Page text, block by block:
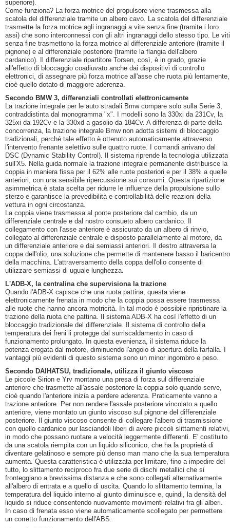
superiore).
Come funziona? La forza motrice del propulsore viene trasmessa alla
scatola del differenziale tramite un albero cavo. La scatola del differenziale
trasmette la forza motrice agli ingranaggi a vite senza fine (tramite i loro
assi) che sono interconnessi con gli altri ingranaggi dello stesso tipo. Le viti
senza fine trasmettono la forza motrice al differenziale anteriore (tramite il
pignone) e al differenziale posteriore (tramite la flangia dell'albero
cardanico). Il differenziale ripartitore Torsen, così, è in grado, grazie
all'effetto di bloccaggio coadiuvato anche dai dispositivi di controllo
elettronici, di assegnare più forza motrice all'asse che ruota più lentamente,
cioè quello dotato di maggiore aderenza.
Secondo BMW 3, differenziali controllati elettronicamente
La trazione integrale per le auto stradali Bmw compare solo sulla Serie 3,
contraddistinta dal monogramma "x". I modelli sono la 330xi da 231Cv, la
325xi da 192Cv e la 330xd a gasolio da 184Cv. A differenza di parte della
concorrenza, la trazione integrale Bmw non adotta sistemi di bloccaggio
tradizionali, perché tale effetto è ottenuto automaticamente attraverso
l'intervento frenante selettivo sulle quattro ruote. I comandi arrivano dal
DSC (Dynamic Stability Control). Il sistema riprende la tecnologia utilizzata
sull'X5. Nella guida normale la trazione integrale permanente distribuisce la
coppia in maniera fissa per il 62% alle ruote posteriori e per il 38% a quelle
anteriori, con una sensibile ripercussione sui consumi. Questa ripartizione
asimmetrica è stata scelta per ridurre le influenze della propulsione sullo
sterzo e garantisce la prevedibilità e controllabilità delle reazioni della
vettura in ogni circostanza.
La coppia viene trasmessa al ponte posteriore dal cambio, da un
differenziale centrale e dal nostro consueto albero cardanico. Il
collegamento con l'asse anteriore è assicurato da un albero di rinvio,
collegato al differenziale centrale e disposto parallelamente al motore, da
un differenziale anteriore e dai semiassi anteriori. Il destro attraversa la
coppa dell'olio, una soluzione che permette di mantenere basso il baricentro
della macchina. L'attraversamento della coppa dell'olio consente di
utilizzare semiassi di uguale lunghezza.
L'ADB-X, la centralina che supervisiona la trazione
Quando l'ADB-X capisce che una ruota pattina, questa viene
elettronicamente frenata in modo che la coppia possa essere trasmessa
alle ruote che hanno ancora motricità. In tal modo è possibile ripristinare la
trazione della ruota che pattina. Il sistema ADB-X ha così l'effetto di un
bloccaggio tradizionale del differenziale. Il sistema di controllo della
temperatura dei freni li protegge dal surriscaldamento in caso di
funzionamento prolungato. In questa evenienza, il sistema riduce la
potenza erogata dal motore, diminuendo l'angolo di apertura della farfalla. I
vantaggi più evidenti di questo sistema sono un minor ingombro e peso.
Secondo DAIHATSU, tradizionale, utilizza il giunto viscoso
Le piccole Sirion e Yrv montano una presa di forza sul differenziale
anteriore che trasmette all'assale posteriore la coppia solo quando serve,
cioè quando l'anteriore inizia a perdere aderenza. Praticamente vanno a
trazione anteriore. Per non rendere l'assale posteriore vincolato a quello
anteriore, viene montato un giunto viscoso sul pignone del differenziale
posteriore. Il giunto viscoso consente di collegare l'albero di trasmissione
con quello cardanico pur lasciandoli liberi di avere piccoli slittamenti relativi,
in modo che possano ruotare a velocità leggermente differenti. E' costituito
da una scatola riempita con un liquido siliconico, che ha la proprietà di
diventare gelatinoso e sempre più denso man mano che la sua temperatura
aumenta. Questa caratteristica è utilizzata per limitare, fino a impedire del
tutto, lo slittamento reciproco fra due serie di dischi metallici che si
fronteggiano a brevissima distanza e che sono collegati alternativamente
all'albero di entrata e a quello di uscita. Quando lo slittamento termina, la
temperatura del liquido interno al giunto diminuisce e, quindi, la densità del
liquido si riduce consentendo nuovamente movimenti relativi fra gli alberi.
In caso di frenata esso viene automaticamente scollegato per permettere
un corretto funzionamento dell'ABS.